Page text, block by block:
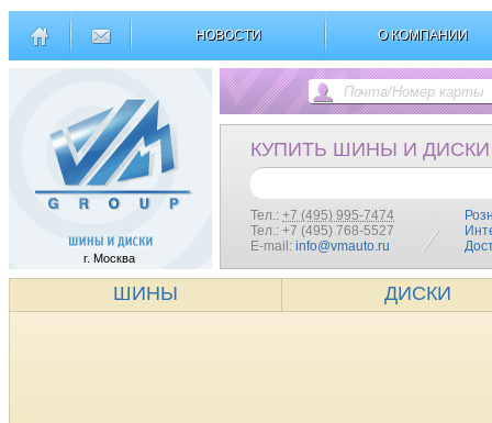
НОВОСТИ О КОМПАНИИ
г. Москва
КУПИТЬ ШИНЫ И ДИСКИ
Тел.: +7 (495) 995-7474
Тел.: +7 (495) 768-5527
E-mail: info@vmauto.ru
ШИНЫ ДИСКИ